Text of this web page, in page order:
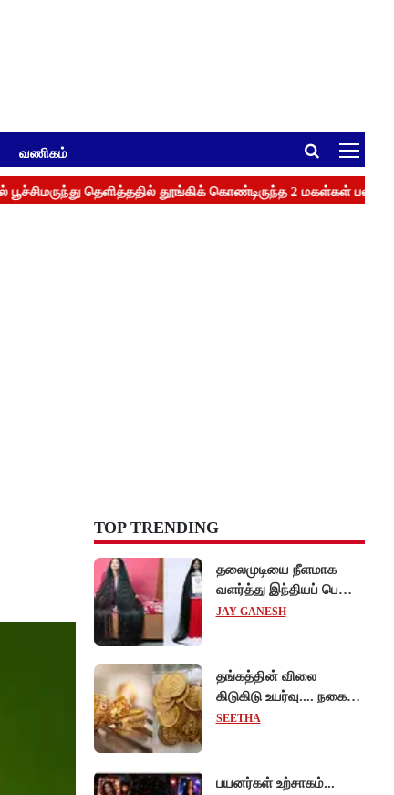
வணிகம்
TOP TRENDING
தலைமுடியை நீளமாக
வளர்த்து இந்தியப் பெண்
கின்னஸ் சாதனை!
JAY GANESH
தங்கத்தின் விலை
கிடுகிடு உயர்வு.... நகைப்
பிரியர்கள் அதிர்ச்சி!
SEETHA
பயனர்கள் உற்சாகம்...